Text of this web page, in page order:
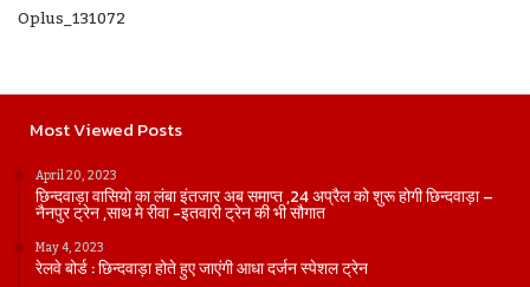
Oplus_131072
Most Viewed Posts
April 20, 2023
छिन्दवाड़ा वासियो का लंबा इंतजार अब समाप्त ,24 अप्रैल को शुरू होगी छिन्दवाड़ा –
नैनपुर ट्रेन ,साथ मे रीवा -इतवारी ट्रेन की भी सौगात
May 4, 2023
रेलवे बोर्ड : छिन्दवाड़ा होते हुए जाएंगी आधा दर्जन स्पेशल ट्रेन